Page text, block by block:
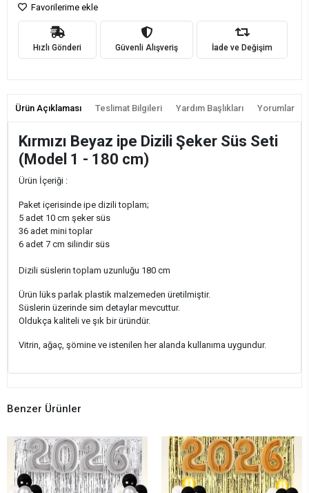
Favorilerime ekle
Hızlı Gönderi Güvenli Alışveriş İade ve Değişim
Ürün Açıklaması Teslimat Bilgileri Yardım Başlıkları Yorumlar
Kırmızı Beyaz ipe Dizili Şeker Süs Seti
(Model 1 - 180 cm)
Ürün İçeriği :
Paket içerisinde ipe dizili toplam;
5 adet 10 cm şeker süs
36 adet mini toplar
6 adet 7 cm silindir süs
Dizili süslerin toplam uzunluğu 180 cm
Ürün lüks parlak plastik malzemeden üretilmiştir.
Süslerin üzerinde sim detaylar mevcuttur.
Oldukça kaliteli ve şık bir üründür.
Vitrin, ağaç, şömine ve istenilen her alanda kullanıma uygundur.
Benzer Ürünler